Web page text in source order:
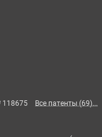
118675 Все патенты (69)...